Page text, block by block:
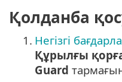
Қолданба
1. Негізгі
Құрылғы
Guard